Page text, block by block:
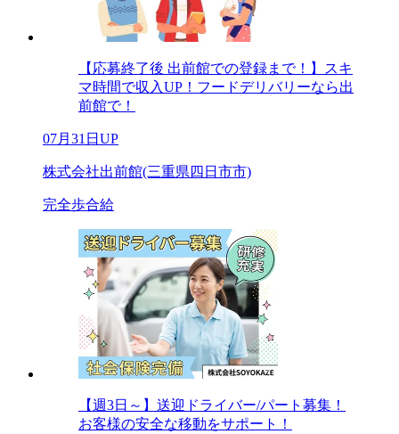
【応募終了後 出前館での登録まで！】スキ
マ時間で収入UP！フードデリバリーなら出
前館で！
07月31日UP
株式会社出前館(三重県四日市市)
完全歩合給
【週3日～】送迎ドライバー/パート募集！
お客様の安全な移動をサポート！